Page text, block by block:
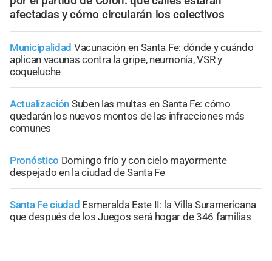
afectadas y cómo circularán los colectivos
Municipalidad Vacunación en Santa Fe: dónde y cuándo
aplican vacunas contra la gripe, neumonía, VSR y
coqueluche
Actualización Suben las multas en Santa Fe: cómo
quedarán los nuevos montos de las infracciones más
comunes
Pronóstico Domingo frío y con cielo mayormente
despejado en la ciudad de Santa Fe
Santa Fe ciudad Esmeralda Este II: la Villa Suramericana
que después de los Juegos será hogar de 346 familias